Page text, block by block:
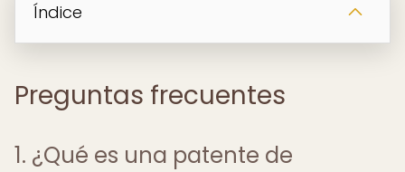
Índice
Preguntas frecuentes
1. ¿Qué es una patente de